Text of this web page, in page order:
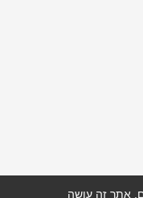
אתר זה עושה